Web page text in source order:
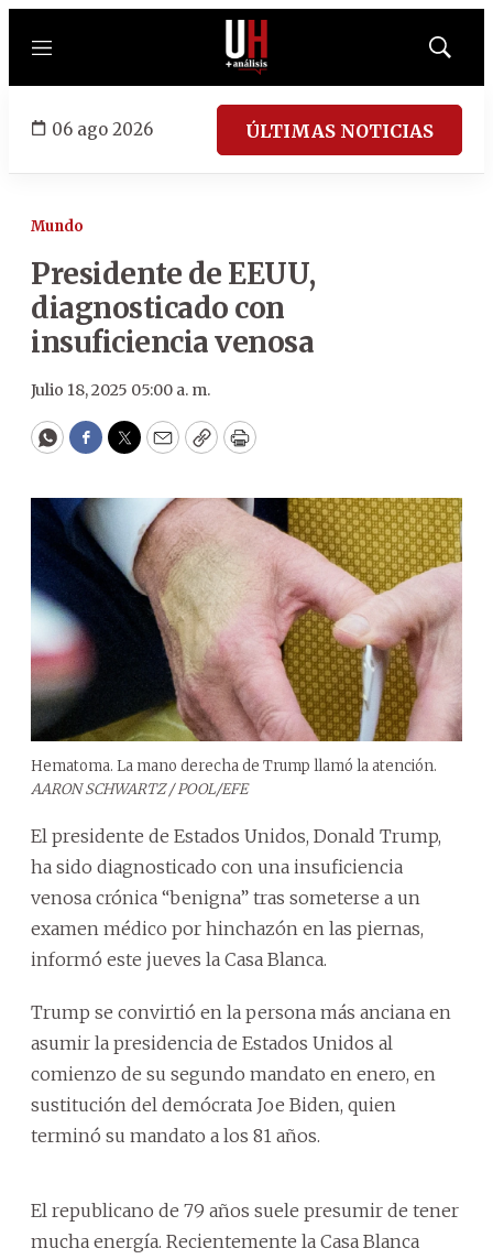
Menú
Mostrar
06 ago 2026 ÚLTIMAS NOTICIAS
Mundo
Presidente de EEUU,
diagnosticado con
insuficiencia venosa
Julio 18, 2025 05:00 a. m.
WhatsApp
Facebook
Twitter
EmailCopyPrint
Hematoma. La mano derecha de Trump llamó la atención.
AARON SCHWARTZ / POOL/EFE
El presidente de Estados Unidos, Donald Trump,
ha sido diagnosticado con una insuficiencia
venosa crónica “benigna” tras someterse a un
examen médico por hinchazón en las piernas,
informó este jueves la Casa Blanca.
Trump se convirtió en la persona más anciana en
asumir la presidencia de Estados Unidos al
comienzo de su segundo mandato en enero, en
sustitución del demócrata Joe Biden, quien
terminó su mandato a los 81 años.
El republicano de 79 años suele presumir de tener
mucha energía. Recientemente la Casa Blanca